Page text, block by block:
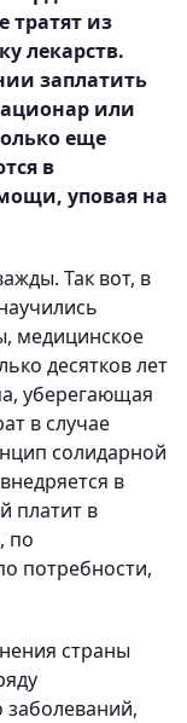
тратят из
лекарств.
заплатить
или
еще
в
уповая на
Так вот, в
медицинское
десятков лет
уберегающая
в случае
солидарной
в
платит в
по
потребности,
страны
заболеваний,